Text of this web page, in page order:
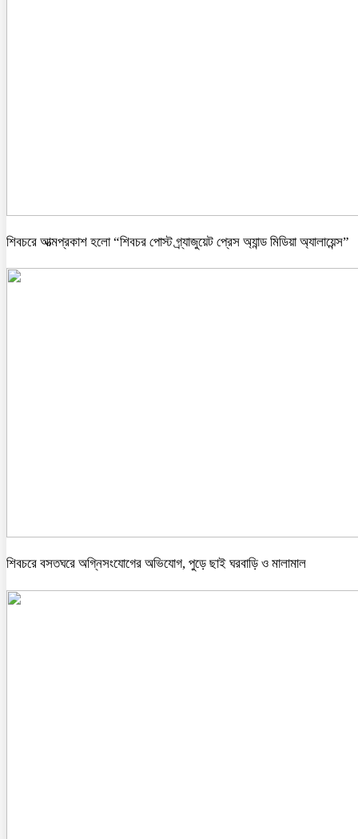
শিবচরে আত্মপ্রকাশ হলো “শিবচর পোস্ট গ্র্যাজুয়েট প্রেস অ্যান্ড মিডিয়া অ্যালায়েন্স”
শিবচরে বসতঘরে অগ্নিসংযোগের অভিযোগ, পুড়ে ছাই ঘরবাড়ি ও মালামাল